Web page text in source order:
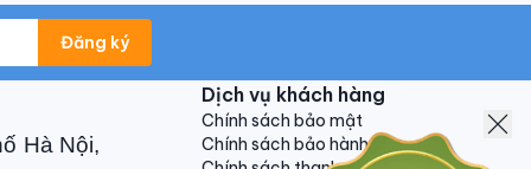
Đăng ký
Hà Nội,
Dịch vụ khách hàng
Chính sách bảo mật
Chính sách bảo hành